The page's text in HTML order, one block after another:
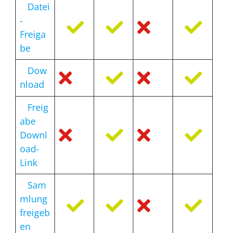
Datei
-
Freiga
be
Dow
nload
Freig
abe
Downl
oad-
Link
Sam
mlung
freigeb
en